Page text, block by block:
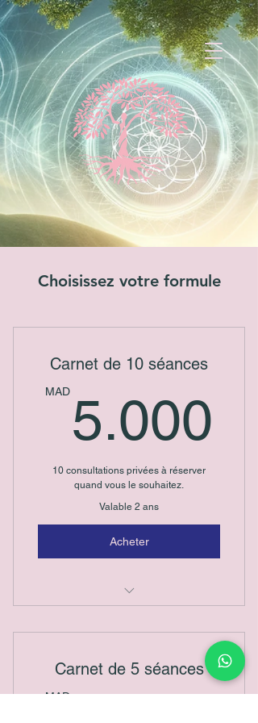
Choisissez votre formule
Carnet de 10 séances
MAD 5.000
10 consultations privées à réserver
quand vous le souhaitez.
Valable 2 ans
Acheter
Carnet de 5 séances
MAD